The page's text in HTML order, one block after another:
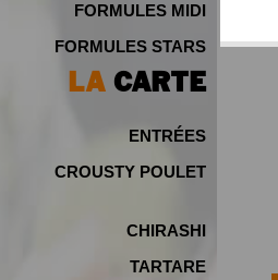
FORMULES MIDI
FORMULES STARS
LA CARTE
ENTRÉES
CROUSTY POULET
CHIRASHI
TARTARE